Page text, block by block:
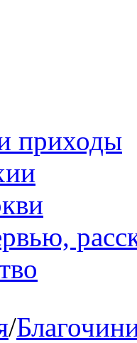
приходы
/